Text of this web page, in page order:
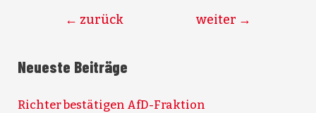
← zurück weiter →
Neueste Beiträge
Richter bestätigen AfD-Fraktion